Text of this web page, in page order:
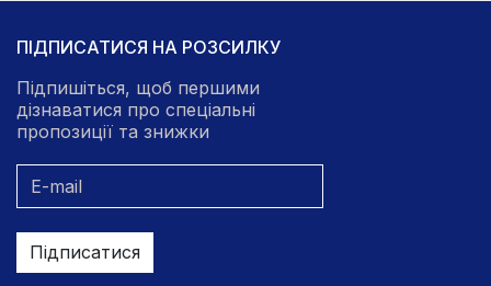
ПІДПИСАТИСЯ НА РОЗСИЛКУ
Підпишіться, щоб першими
дізнаватися про спеціальні
пропозиції та знижки
Підписатися